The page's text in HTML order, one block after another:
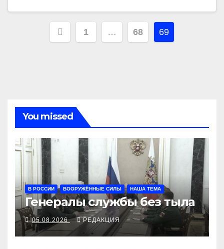
Навигация
1 … 68 69
You missed
В РОССИИ ВООРУЖЁННЫЕ СИЛЫ НАША ТЕМА
Генералы службы без тыла
05.08.2026 РЕДАКЦИЯ